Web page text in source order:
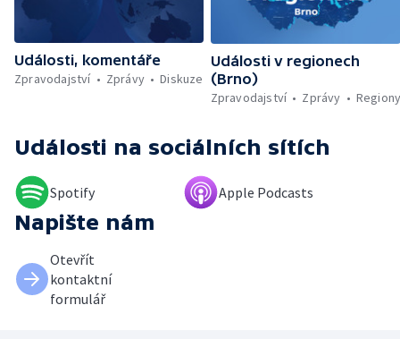
hlas ve vesmíru
Události, komentáře
Zpravodajství
Zprávy Diskuze
Události v regionech
(Brno)
Zpravodajství
Zprávy
Události na sociálních sítích
Spotify Apple Podcasts
Napište nám
Otevřít
kontaktní
formulář